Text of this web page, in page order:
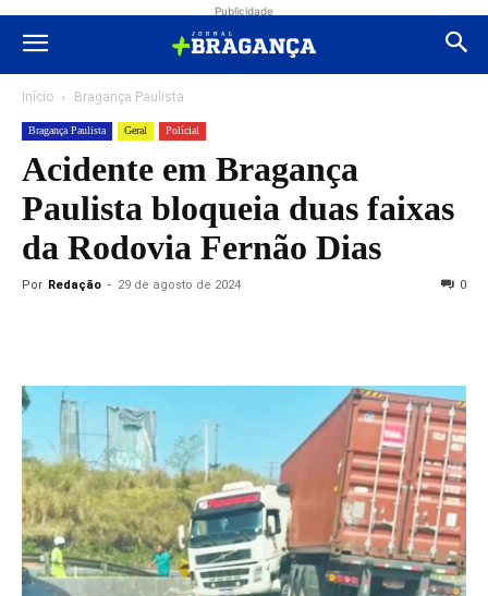
Publicidade
Início Bragança Paulista
Bragança Paulista Geral Polícial
Acidente em Bragança
Paulista bloqueia duas faixas
da Rodovia Fernão Dias
Por Redação - 29 de agosto de 2024 0